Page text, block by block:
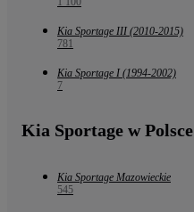
Kia Sportage III (2010-2015)
781
Kia Sportage I (1994-2002)
7
Kia Sportage w Polsce
Kia Sportage Mazowieckie
545